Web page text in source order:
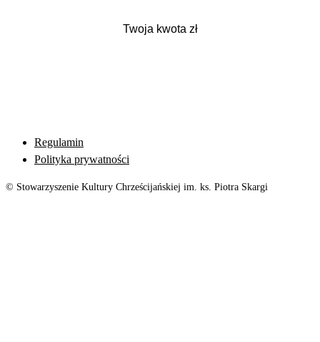
Regulamin
Polityka prywatności
© Stowarzyszenie Kultury Chrześcijańskiej im. ks. Piotra Skargi